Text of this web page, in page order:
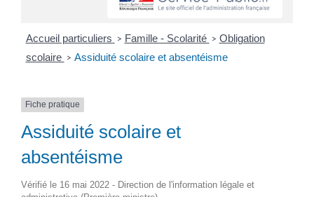
Accueil particuliers > Famille - Scolarité > Obligation
scolaire > Assiduité scolaire et absentéisme
Fiche pratique
Assiduité scolaire et
absentéisme
Vérifié le 16 mai 2022 - Direction de l'information légale et